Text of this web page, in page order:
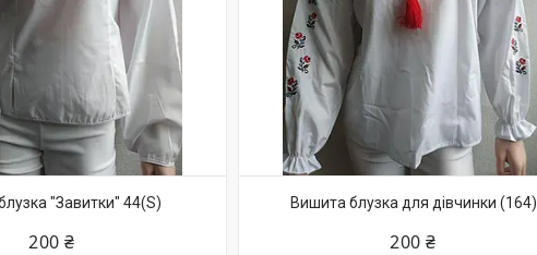
"Завитки" 44(S)
200 ₴
Вишита блузка для дівчинки (164)
200 ₴